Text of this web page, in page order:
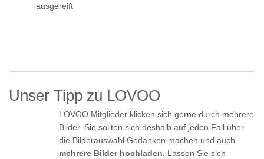
ausgereift
Unser Tipp zu LOVOO
LOVOO Mitglieder klicken sich gerne durch mehrere
Bilder. Sie sollten sich deshalb auf jeden Fall über
die Bilderauswahl Gedanken machen und auch
mehrere Bilder hochladen. Lassen Sie sich